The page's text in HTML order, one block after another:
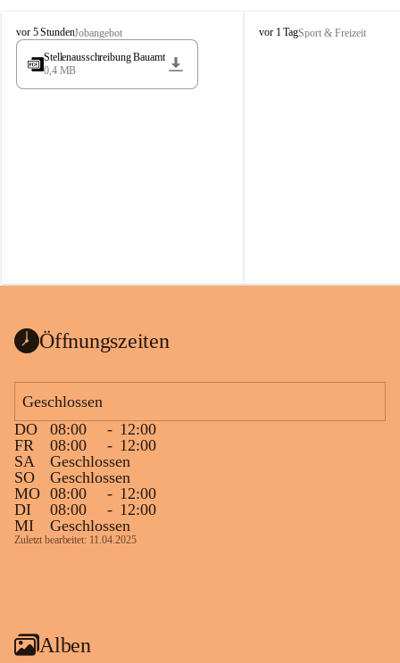
S
t
s
vor 5 StundenJobangebot
Stellenausschreibung Bauamt
0,4 MB
S
vor 1 TagSport & Freizeit
Öffnungszeiten
Geschlossen
DO
08:00 - 12:00
FR
08:00 - 12:00
SA
Geschlossen
SO
Geschlossen
MO 08:00 - 12:00
DI
08:00 - 12:00
MI
Geschlossen
Zuletzt bearbeitet: 11.04.2025
Alben